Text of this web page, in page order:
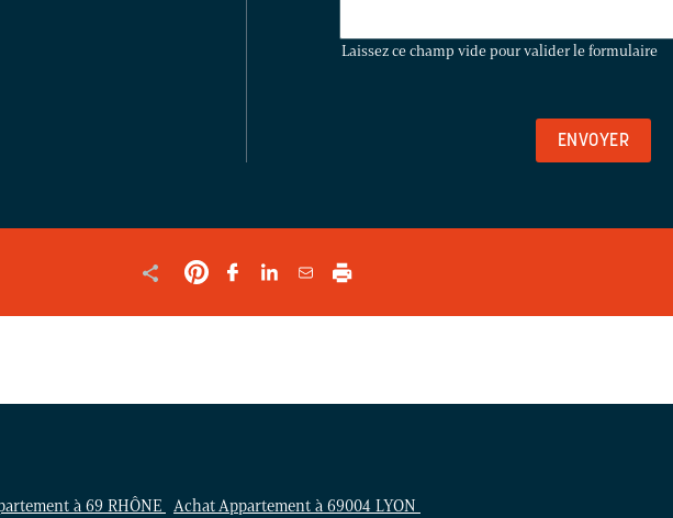
CHAMP
Laissez ce champ vide pour valider le formulaire
à 69 RHÔNE Achat Appartement à 69004 LYON